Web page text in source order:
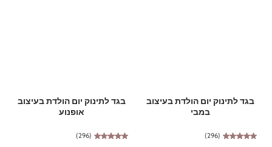
בגד לתינוק יום הולדת בעיצוב
במבי
(296)
בגד לתינוק יום הולדת בעיצוב
אופנוע
(296)